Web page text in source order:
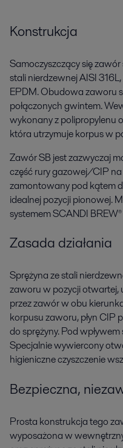
Konstrukcja
Samoczyszczący się
stali nierdzewnej AISI
EPDM. Obudowa zaworu
połączonych gwintem.
wykonany z polipropylenu
która utrzymuje korpus w
Zawór SB jest zazwyczaj
część rury gazowej/CIP na
zamontowany pod kątem
idealnej pozycji pionowej.
systemem SCANDI
Zasada działania
Sprężyna ze stali
zaworu w pozycji otwartej,
przez zawór w obu
korpusu zaworu, płyn CIP
do sprężyny. Pod
Specjalnie wywiercony
higieniczne czyszczenie
Bezpieczna,
Prosta konstrukcja tego
wyposażona w